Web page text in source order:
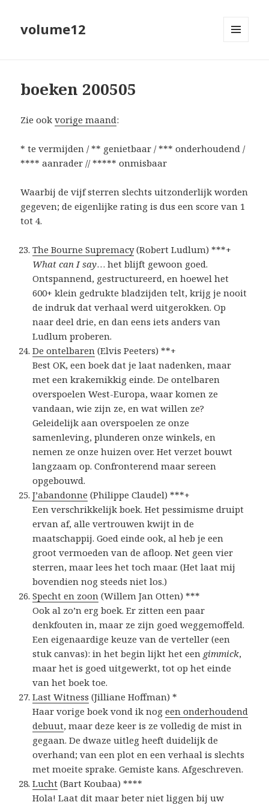
volume12
boeken 200505
Zie ookvorige maand:
* te vermijden / ** genietbaar / *** onderhoudend /
**** aanrader // ***** onmisbaar
Waarbij de vijf sterren slechts uitzonderlijk worden
gegeven; de eigenlijke rating is dus een score van 1
tot 4.
The Bourne Supremacy(Robert Ludlum) ***+
What can I say… het blijft gewoon goed.
Ontspannend, gestructureerd, en hoewel het
600+ klein gedrukte bladzijden telt, krijg je nooit
de indruk dat verhaal werd uitgerokken. Op
naar deel drie, en dan eens iets anders van
Ludlum proberen.
De ontelbaren (Elvis Peeters) **+
Best OK, een boek dat je laat nadenken, maar
met een krakemikkig einde. De ontelbaren
overspoelen West-Europa, waar komen ze
vandaan, wie zijn ze, en wat willen ze?
Geleidelijk aan overspoelen ze onze
samenleving, plunderen onze winkels, en
nemen ze onze huizen over. Het verzet bouwt
langzaam op. Confronterend maar sereen
opgebouwd.
J’abandonne (Philippe Claudel) ***+
Een verschrikkelijk boek. Het pessimisme druipt
ervan af, alle vertrouwen kwijt in de
maatschappij. Goed einde ook, al heb je een
groot vermoeden van de afloop. Net geen vier
sterren, maar lees het toch maar. (Het laat mij
bovendien nog steeds niet los.)
Specht en zoon (Willem Jan Otten) ***
Ook al zo’n erg boek. Er zitten een paar
denkfouten in, maar ze zijn goed weggemoffeld.
Een eigenaardige keuze van de verteller (een
stuk canvas): in het begin lijkt het een gimmick,
maar het is goed uitgewerkt, tot op het einde
van het boek toe.
Last Witness (Jilliane Hoffman) *
Haar vorige boek vond ik nogeen onderhoudend
debuut, maar deze keer is ze volledig de mist in
gegaan. De dwaze uitleg heeft duidelijk de
overhand; van een plot en een verhaal is slechts
met moeite sprake. Gemiste kans. Afgeschreven.
Lucht (Bart Koubaa) ****
Hola! Laat dit maar beter niet liggen bij uw